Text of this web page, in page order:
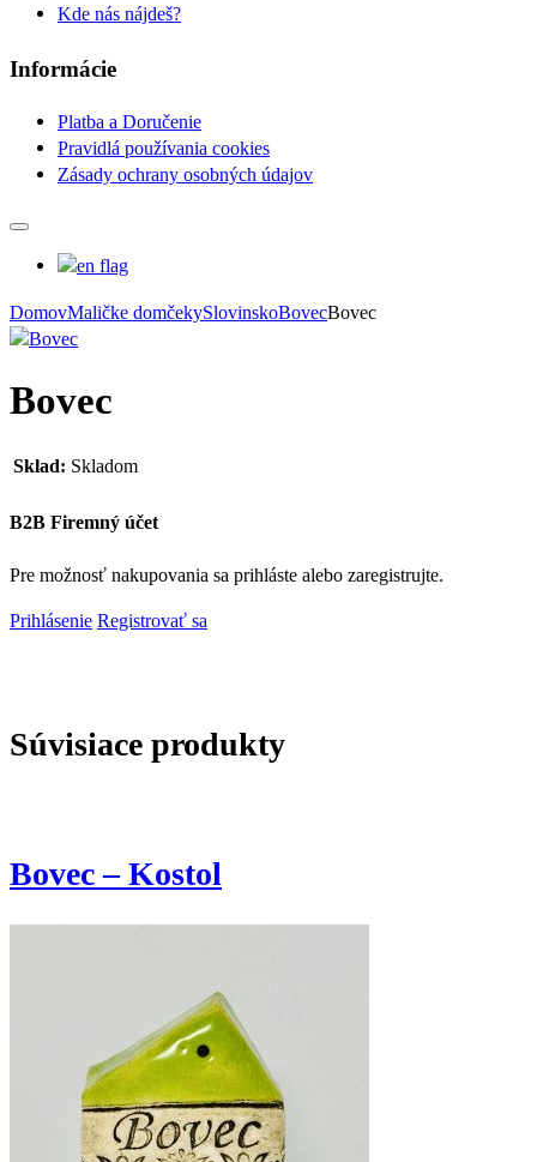
Kde nás nájdeš?
Informácie
Platba a Doručenie
Pravidlá používania cookies
Zásady ochrany osobných údajov
DomovMaličke domčekySlovinskoBovecBovec
Bovec
Sklad: Skladom
B2B Firemný účet
Pre možnosť nakupovania sa prihláste alebo zaregistrujte.
Prihlásenie Registrovať sa
Súvisiace produkty
Bovec – Kostol